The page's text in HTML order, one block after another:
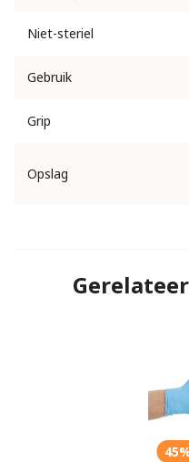
Niet-steriel
Gebruik
Grip
Opslag